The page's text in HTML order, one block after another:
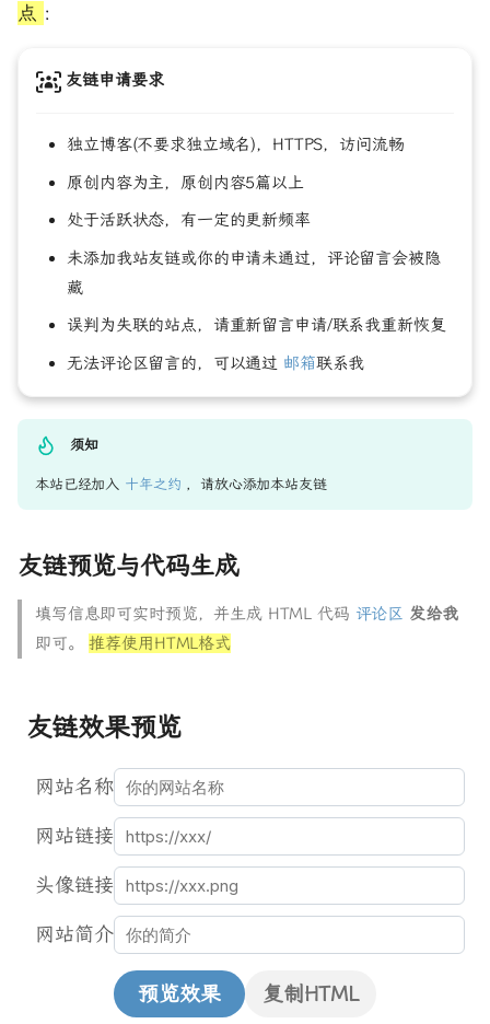
点 :
友链申请要求
独立博客(不要求独立域名)，HTTPS，访问流畅
原创内容为主，原创内容5篇以上
处于活跃状态，有一定的更新频率
未添加我站友链或你的申请未通过，评论留言会被隐
藏
误判为失联的站点，请重新留言申请/联系我重新恢复
无法评论区留言的，可以通过 邮箱联系我
须知
本站已经加入 十年之约 ，请放心添加本站友链
友链预览与代码生成
填写信息即可实时预览，并生成 HTML 代码 评论区 发给我
即可。推荐使用HTML格式
友链效果预览
网站名称
网站链接
头像链接
网站简介
预览效果 复制HTML